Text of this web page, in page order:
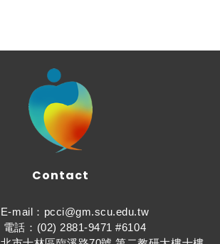
Contact
E-mail：pcci@gm.scu.edu.tw
電話：(02) 2881-9471 #6104